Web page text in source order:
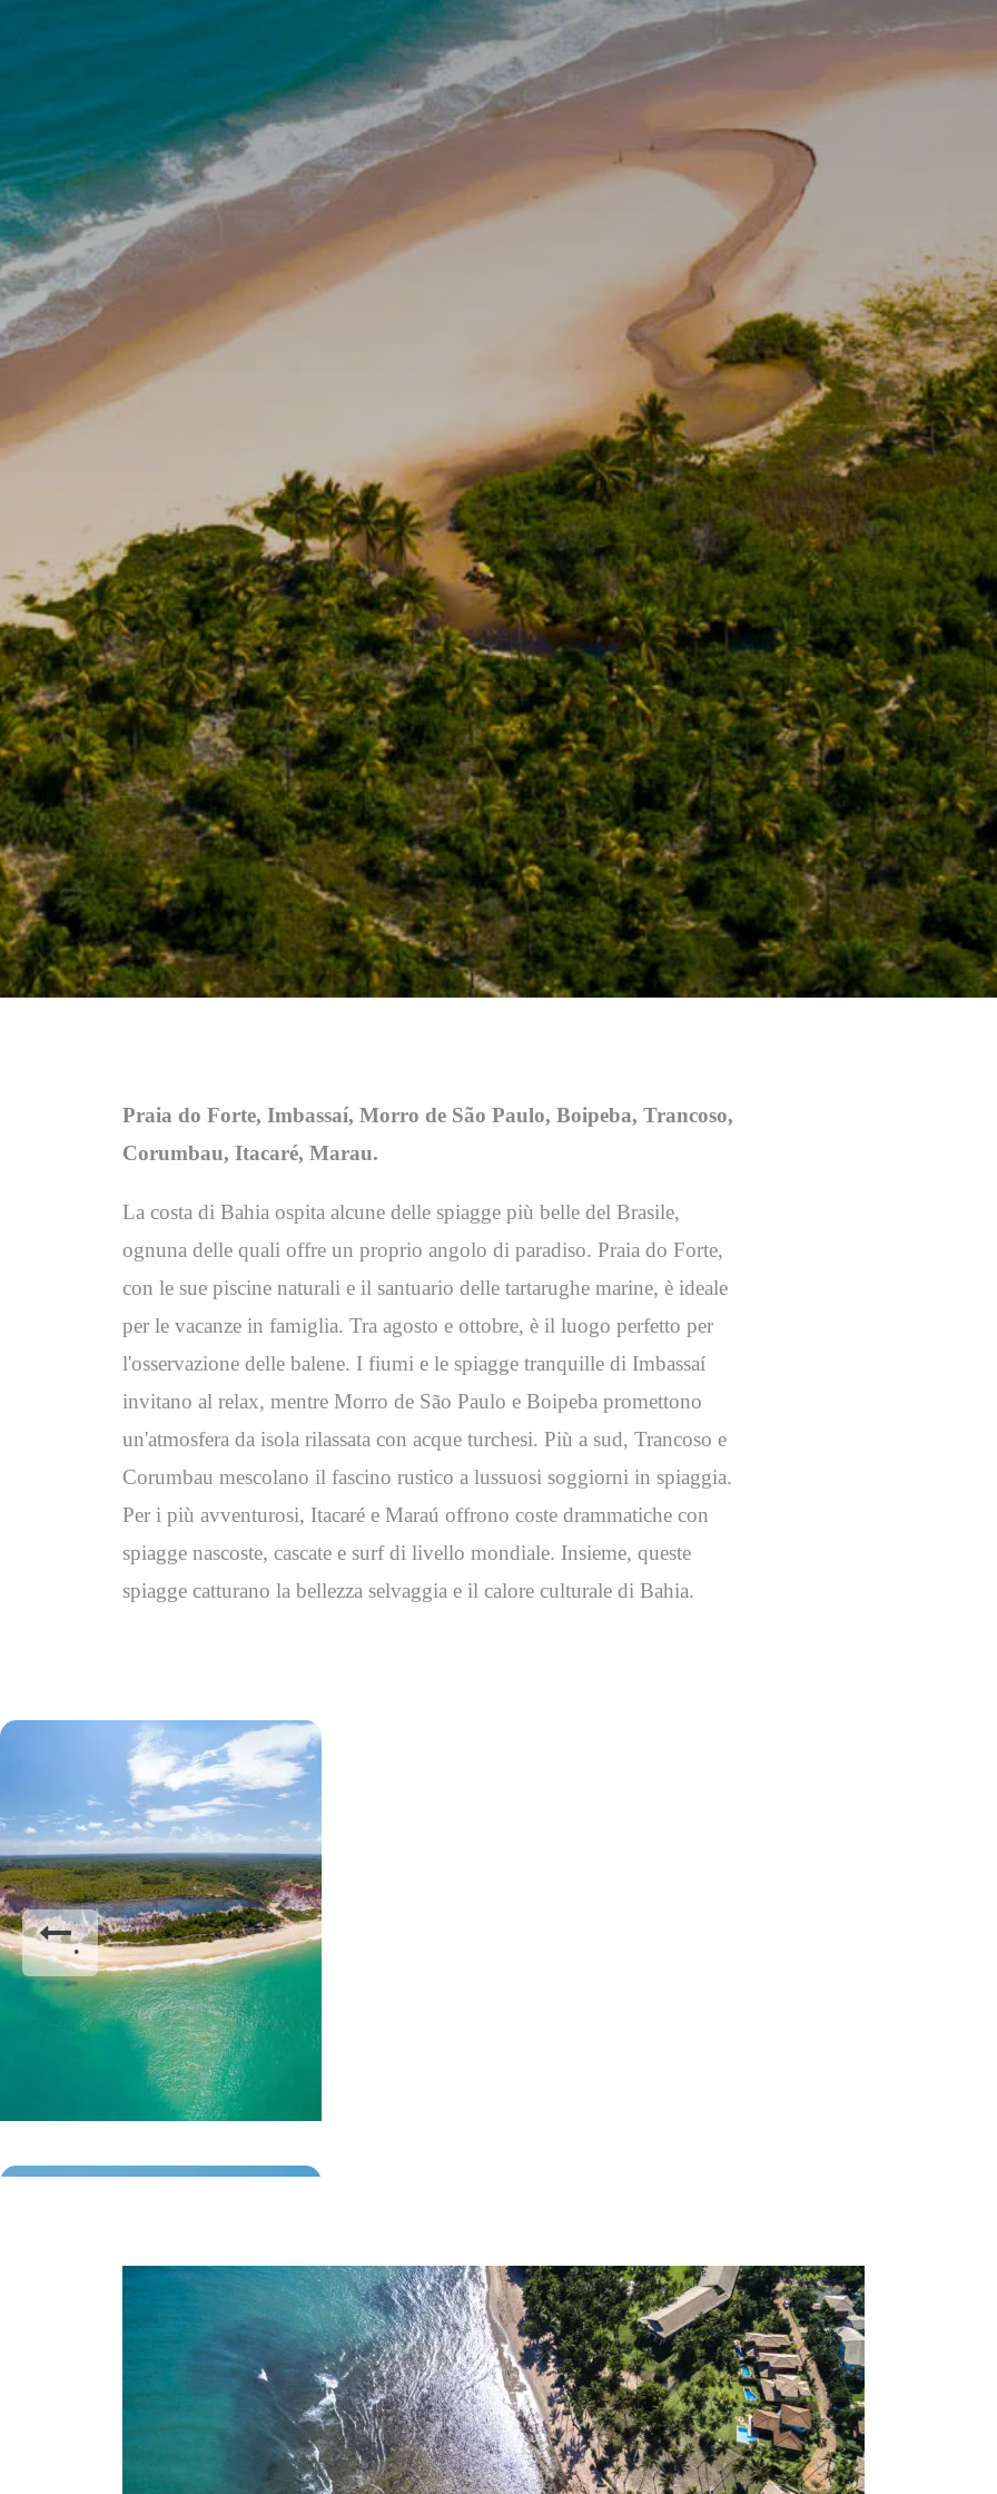
Praia do Forte, Imbassaí, Morro de São Paulo, Boipeba, Trancoso,
Corumbau, Itacaré, Marau.
La costa di Bahia ospita alcune delle spiagge più belle del Brasile,
ognuna delle quali offre un proprio angolo di paradiso. Praia do Forte,
con le sue piscine naturali e il santuario delle tartarughe marine, è ideale
per le vacanze in famiglia. Tra agosto e ottobre, è il luogo perfetto per
l'osservazione delle balene. I fiumi e le spiagge tranquille di Imbassaí
invitano al relax, mentre Morro de São Paulo e Boipeba promettono
un'atmosfera da isola rilassata con acque turchesi. Più a sud, Trancoso e
Corumbau mescolano il fascino rustico a lussuosi soggiorni in spiaggia.
Per i più avventurosi, Itacaré e Maraú offrono coste drammatiche con
spiagge nascoste, cascate e surf di livello mondiale. Insieme, queste
spiagge catturano la bellezza selvaggia e il calore culturale di Bahia.
.